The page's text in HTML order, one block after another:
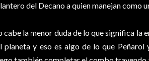
del Decano a quien manejan como
cabe la menor duda de lo que significa la
planeta y eso es algo de lo que Peñarol